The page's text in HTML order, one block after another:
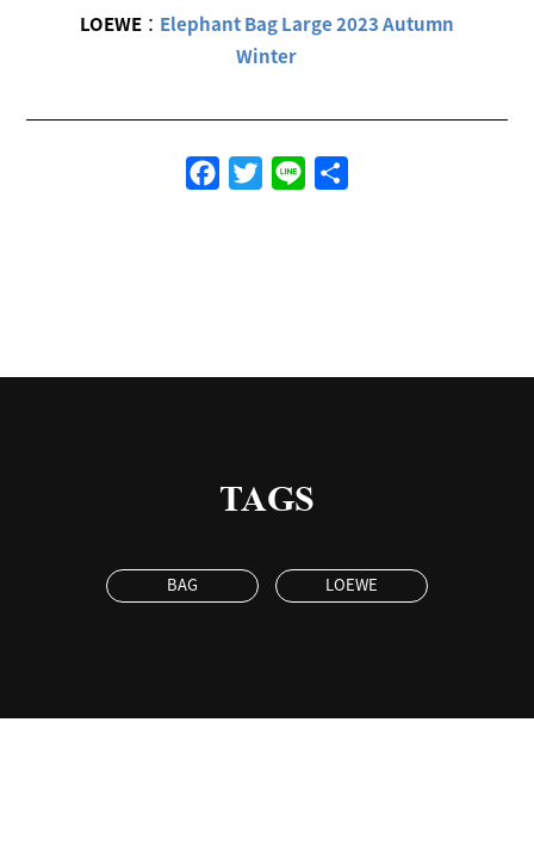
LOEWE： Elephant Bag Large 2023 Autumn
Winter
FacebookTwitterLine
TAGS
BAG LOEWE